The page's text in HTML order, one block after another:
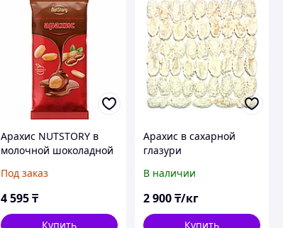
Арахис NUTSTORY в
молочной шоколадной
Под заказ
4 595 ₸
Купить
Арахис в сахарной
глазури
В наличии
2 900₸/кг
Купить